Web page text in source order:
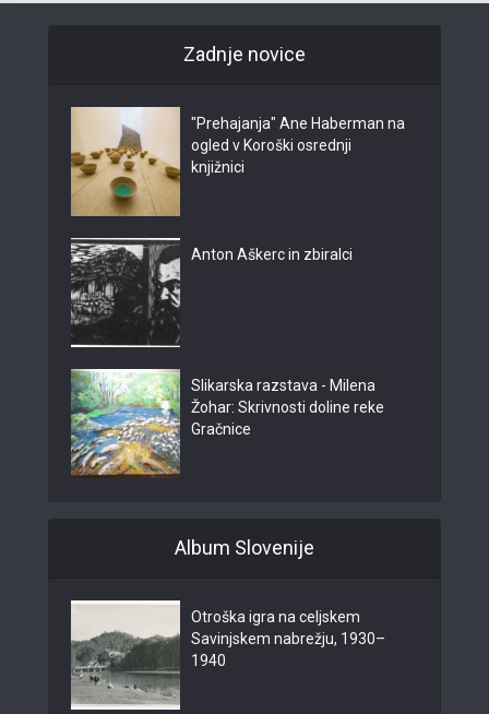
Zadnje novice
"Prehajanja" Ane Haberman na
ogled v Koroški osrednji
knjižnici
Anton Aškerc in zbiralci
Slikarska razstava - Milena
Žohar: Skrivnosti doline reke
Gračnice
Album Slovenije
Otroška igra na celjskem
Savinjskem nabrežju, 1930–
1940